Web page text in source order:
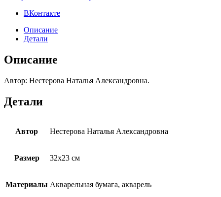
ВКонтакте
Описание
Детали
Описание
Автор: Нестерова Наталья Александровна.
Детали
Автор Нестерова Наталья Александровна
Размер 32х23 см
Материалы Акварельная бумага, акварель